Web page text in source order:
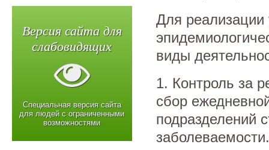
Для реализации
виды
1. Контроль за
сбор
подразделений
заболеваемости.
Версия сайта для
слабовидящих
Специальная версия сайта
для людей с ограниченными
возможностями